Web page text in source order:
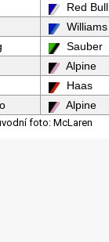
Red Bull
Williams
Sauber
Alpine
Haas
Alpine
foto: McLaren